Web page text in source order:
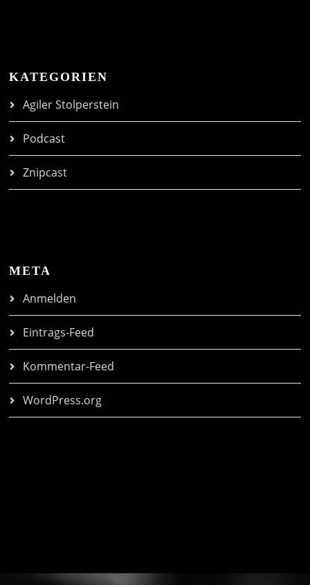
KATEGORIEN
Agiler Stolperstein
Podcast
Znipcast
META
Anmelden
Eintrags-Feed
Kommentar-Feed
WordPress.org